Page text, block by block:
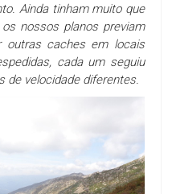
Ainda tinham muito que
nossos planos previam
outras caches em locais
cada um seguiu
de velocidade diferentes.